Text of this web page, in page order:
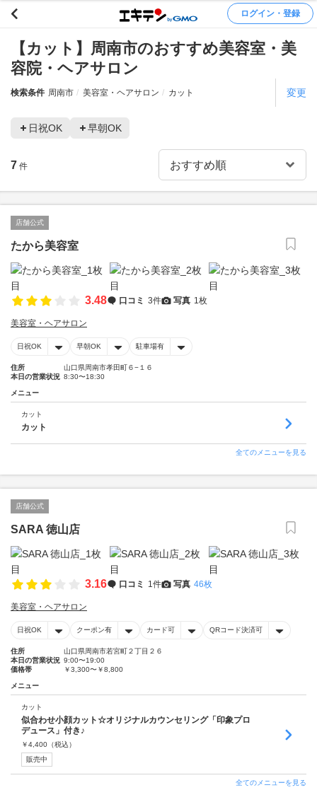
ログイン・登録
【カット】周南市のおすすめ美容室・美
容院・ヘアサロン
検索条件 周南市 美容室・ヘアサロン カット 変更
日祝OK 早朝OK
7 件
店舗公式
たから美容室
3.48 口コミ 3件 写真 1枚
美容室・ヘアサロン
日祝OK 早朝OK 駐車場有
住所
山口県周南市孝田町６−１６
本日の営業状況 8:30〜18:30
メニュー
カット
カット
全てのメニューを見る
店舗公式
SARA 徳山店
3.16 口コミ 1件 写真 46枚
美容室・ヘアサロン
日祝OK クーポン有 カード可 QRコード決済可
住所
山口県周南市若宮町２丁目２６
本日の営業状況 9:00〜19:00
価格帯
￥3,300〜￥8,800
メニュー
カット
似合わせ小顔カット☆オリジナルカウンセリング「印象プロ
デュース」付き♪
￥4,400 （税込）
販売中
全てのメニューを見る